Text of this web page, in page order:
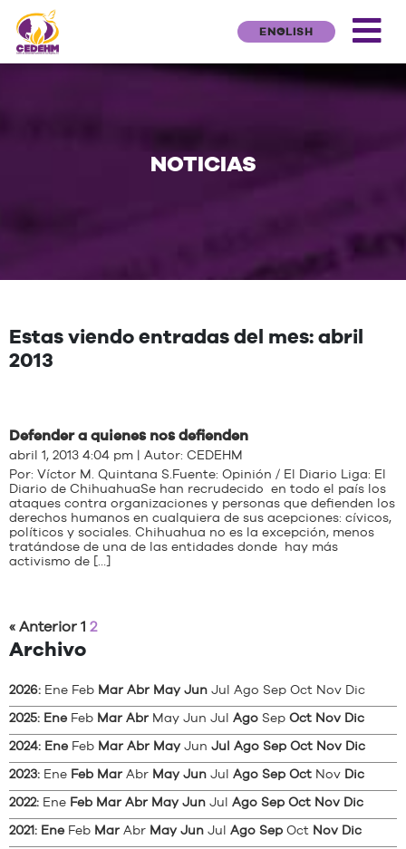
ENGLISH
NOTICIAS
Estas viendo entradas del mes: abril
2013
Defender a quienes nos defienden
abril 1, 2013 4:04 pm | Autor: CEDEHM
Por: Víctor M. Quintana S.Fuente: Opinión / El Diario Liga: El
Diario de ChihuahuaSe han recrudecido en todo el país los
ataques contra organizaciones y personas que defienden los
derechos humanos en cualquiera de sus acepciones: cívicos,
políticos y sociales. Chihuahua no es la excepción, menos
tratándose de una de las entidades donde hay más
activismo de […]
« Anterior 1 2
Archivo
2026: Ene Feb Mar Abr May Jun Jul Ago Sep Oct Nov Dic
2025: Ene Feb Mar Abr May Jun Jul Ago Sep Oct Nov Dic
2024: Ene Feb Mar Abr May Jun Jul Ago Sep Oct Nov Dic
2023: Ene Feb Mar Abr May Jun Jul Ago Sep Oct Nov Dic
2022: Ene Feb Mar Abr May Jun Jul Ago Sep Oct Nov Dic
2021: Ene Feb Mar Abr May Jun Jul Ago Sep Oct Nov Dic